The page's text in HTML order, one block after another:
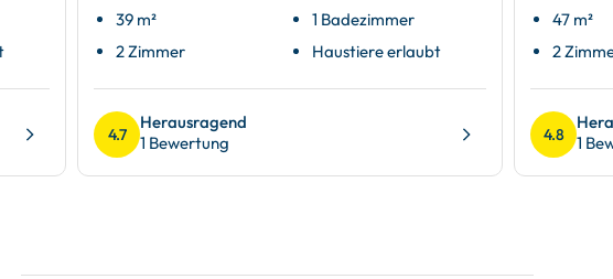
39 m²
2 Zimmer
1 Badezimmer
Haustiere erlaubt
4.7
Herausragend
1 Bewertung
47 m²
2
4.8
1